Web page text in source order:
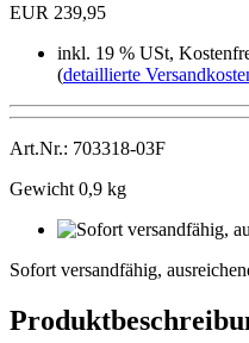
EUR 239,95
inkl. 19 % USt,
(detaillierte
Art.Nr.: 703318-03F
Gewicht 0,9 kg
Sofort versandfähig,